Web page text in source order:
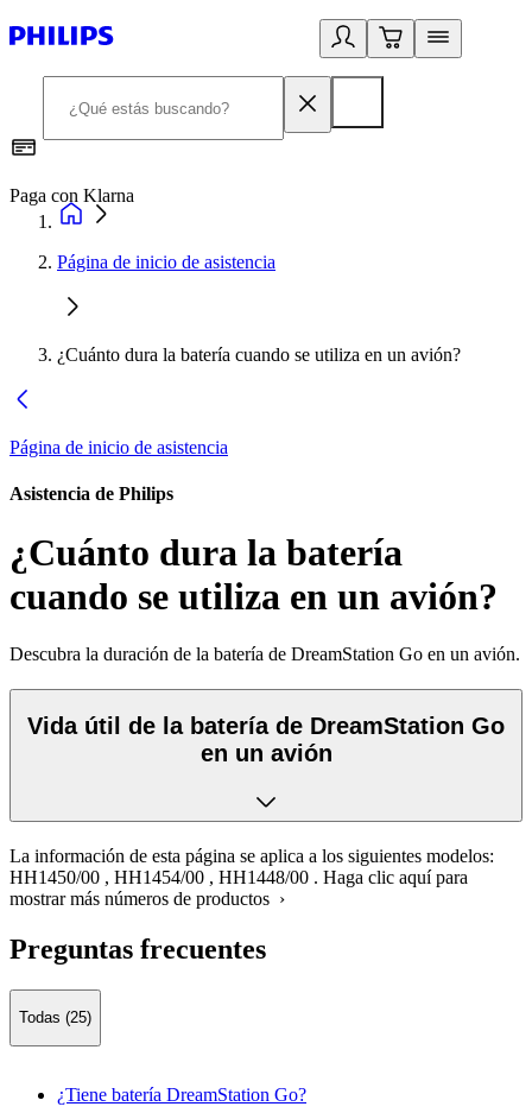
Paga con Klarna
Página de inicio de asistencia
¿Cuánto dura la batería cuando se utiliza en un avión?
Página de inicio de asistencia
Asistencia de Philips
¿Cuánto dura la batería
cuando se utiliza en un avión?
Descubra la duración de la batería de DreamStation Go en un avión.
Vida útil de la batería de DreamStation Go
en un avión
La información de esta página se aplica a los siguientes modelos:
HH1450/00 , HH1454/00 , HH1448/00 . Haga clic aquí para
mostrar más números de productos ›
Preguntas frecuentes
Todas (25)
¿Tiene batería DreamStation Go?